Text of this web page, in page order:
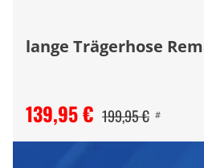
lange Trägerhose
139,95 € 199,95 € #